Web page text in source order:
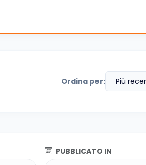
Ordina per:
PUBBLICATO IN